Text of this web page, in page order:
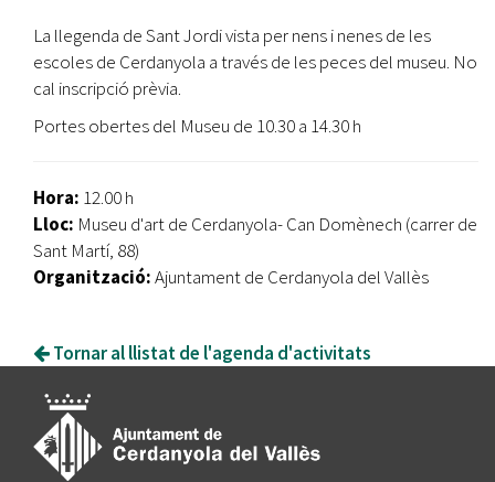
La llegenda de Sant Jordi vista per nens i nenes de les
escoles de Cerdanyola a través de les peces del museu. No
cal inscripció prèvia.
Portes obertes del Museu de 10.30 a 14.30 h
Hora: 12.00 h
Lloc: Museu d'art de Cerdanyola- Can Domènech (carrer de
Sant Martí, 88)
Organització:Ajuntament de Cerdanyola del Vallès
Tornar al llistat de l'agenda d'activitats